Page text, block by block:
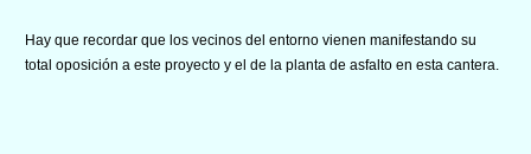
Hay que recordar que los vecinos del entorno vienen manifestando su
total oposición a este proyecto y el de la planta de asfalto en esta cantera.